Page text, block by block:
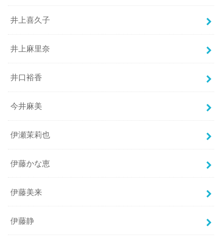
井上喜久子
井上麻里奈
井口裕香
今井麻美
伊瀬茉莉也
伊藤かな恵
伊藤美来
伊藤静